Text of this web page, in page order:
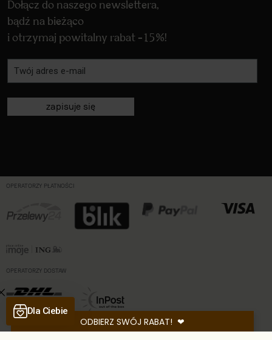
Dołącz do naszego newslettera,
bądź na bieżąco
i otrzymaj powitalny rabat -15%!
zapisuje się
OPERATORZY PŁATNOŚCI
OPERATORZY DOSTAW